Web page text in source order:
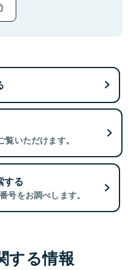
いただけます。
する
号をお調べします。
する情報